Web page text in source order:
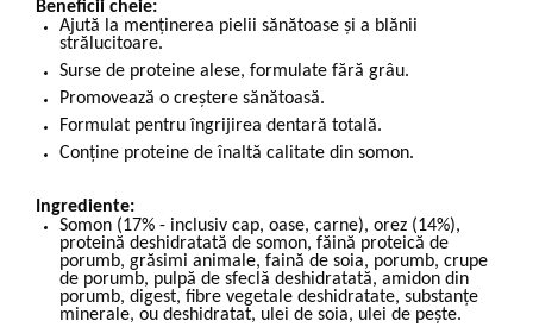
Beneficii cheie:
Ajută la menținerea pielii sănătoase și a blănii
strălucitoare.
Surse de proteine alese, formulate fără grâu.
Promovează o creștere sănătoasă.
Formulat pentru îngrijirea dentară totală.
Conține proteine de înaltă calitate din somon.
Ingrediente:
Somon (17% - inclusiv cap, oase, carne), orez (14%),
proteină deshidratată de somon, făină proteică de
porumb, grăsimi animale, faină de soia, porumb, crupe
de porumb, pulpă de sfeclă deshidratată, amidon din
porumb, digest, fibre vegetale deshidratate, substanțe
minerale, ou deshidratat, ulei de soia, ulei de pește.